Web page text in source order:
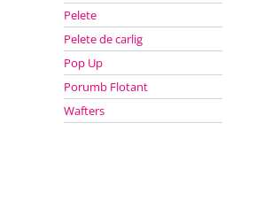
Pelete
Pelete de carlig
Pop Up
Porumb Flotant
Wafters